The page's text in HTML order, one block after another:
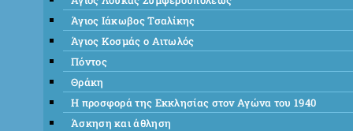
Άγιος Ιάκωβος Τσαλίκης
Άγιος Κοσμάς ο Αιτωλός
Πόντος
Θράκη
Η προσφορά της Εκκλησίας στον Αγώνα του 1940
Άσκηση και άθληση